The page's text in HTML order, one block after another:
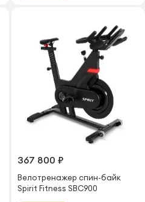
367 800 ₽
Велотренажер спин-байк
Spirit Fitness SBC900